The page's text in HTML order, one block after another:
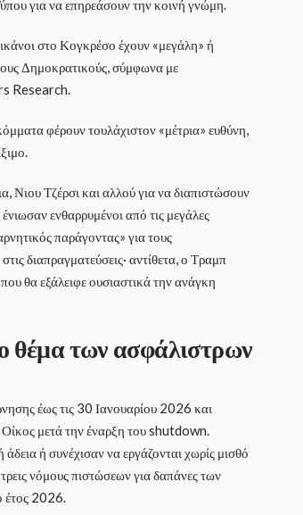
για να επηρεάσουν την κοινή γνώμη.
στο Κογκρέσο έχουν «μεγάλη» ή
Δημοκρατικούς, σύμφωνα με
Research.
φέρουν τουλάχιστον «μέτρια» ευθύνη,
Νιου Τζέρσι και αλλού για να διαπιστώσουν
ενθαρρυμένοι από τις μεγάλες
παράγοντας» για τους
διαπραγματεύσεις· αντίθετα, ο Τραμπ
θα εξάλειφε ουσιαστικά την ανάγκη
θέμα των ασφάλιστρων
έως τις 30 Ιανουαρίου 2026 και
Οίκος μετά την έναρξη του shutdown.
ή συνέχισαν να εργάζονται χωρίς μισθό
νόμους πιστώσεων για δαπάνες των
έτος 2026.